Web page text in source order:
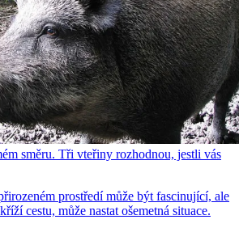
směru. Tři vteřiny rozhodnou, jestli vás
prostředí může být fascinující, ale
cestu, může nastat ošemetná situace.